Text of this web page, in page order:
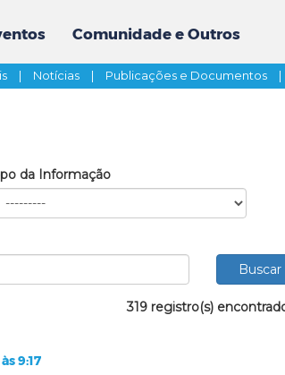
Comunidade e Outros
| Notícias | Publicações e Documentos |
da Informação
319 registro(s)
9:17